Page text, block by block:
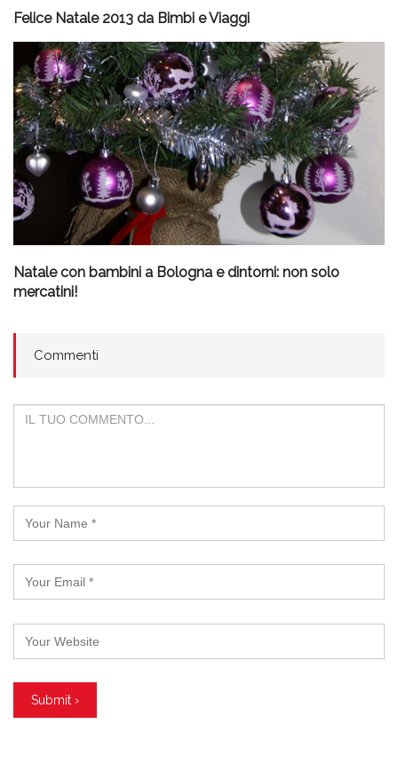
Felice Natale 2013 da Bimbi e Viaggi
Natale con bambini a Bologna e dintorni: non solo
mercatini!
Commenti